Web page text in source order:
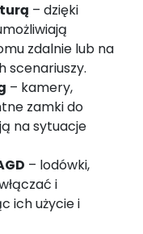
– dzięki
zdalnie lub na
scenariuszy.
– kamery,
zamki do
na sytuacje
– lodówki,
i
ich użycie i